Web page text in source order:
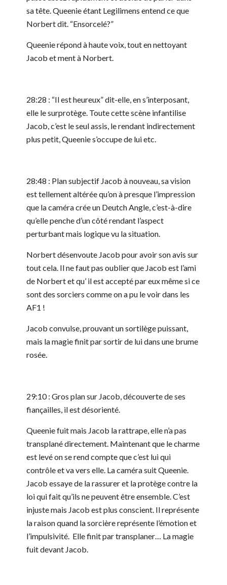
sa tête. Queenie étant Legilimens entend ce que
Norbert dit. “Ensorcelé?”
Queenie répond à haute voix, tout en nettoyant
Jacob et ment à Norbert.
28:28 : “Il est heureux” dit-elle, en s’interposant,
elle le surprotège. Toute cette scène infantilise
Jacob, c’est le seul assis, le rendant indirectement
plus petit, Queenie s’occupe de lui etc.
28:48 : Plan subjectif Jacob à nouveau, sa vision
est tellement altérée qu’on à presque l’impression
que la caméra crée un Deutch Angle, c’est-à-dire
qu’elle penche d’un côté rendant l’aspect
perturbant mais logique vu la situation.
Norbert désenvoute Jacob pour avoir son avis sur
tout cela. Il ne faut pas oublier que Jacob est l’ami
de Norbert et qu’ il est accepté par eux même si ce
sont des sorciers comme on a pu le voir dans les
AF1 !
Jacob convulse, prouvant un sortilège puissant,
mais la magie finit par sortir de lui dans une brume
rosée.
29:10 : Gros plan sur Jacob, découverte de ses
fiançailles, il est désorienté.
Queenie fuit mais Jacob la rattrape, elle n’a pas
transplané directement. Maintenant que le charme
est levé on se rend compte que c’est lui qui
contrôle et va vers elle. La caméra suit Queenie.
Jacob essaye de la rassurer et la protège contre la
loi qui fait qu’ils ne peuvent être ensemble. C’est
injuste mais Jacob est plus conscient. Il représente
la raison quand la sorcière représente l’émotion et
l’impulsivité. Elle finit par transplaner… La magie
fuit devant Jacob.